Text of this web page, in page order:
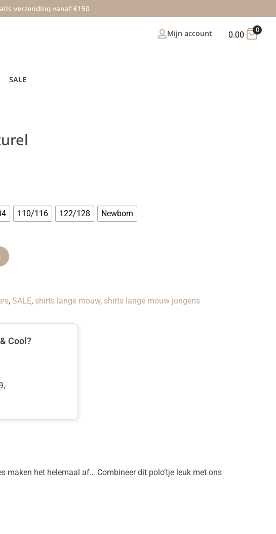
verzending vanaf €150
Mijn account 0.00
0
SALE
110/116 122/128 Newborn
, SALE, shirts lange mouw, shirts lange mouw jongens
Cool?
maken het helemaal af… Combineer dit polo’tje leuk met ons